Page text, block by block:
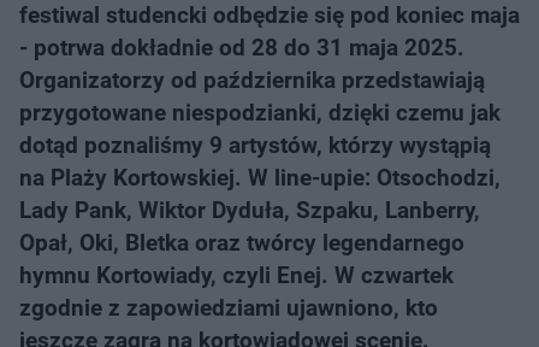
festiwal studencki odbędzie się pod koniec maja
- potrwa dokładnie od 28 do 31 maja 2025.
Organizatorzy od października przedstawiają
przygotowane niespodzianki, dzięki czemu jak
dotąd poznaliśmy 9 artystów, którzy wystąpią
na Plaży Kortowskiej. W line-upie: Otsochodzi,
Lady Pank, Wiktor Dyduła, Szpaku, Lanberry,
Opał, Oki, Bletka oraz twórcy legendarnego
hymnu Kortowiady, czyli Enej. W czwartek
zgodnie z zapowiedziami ujawniono, kto
jeszcze zagra na kortowiadowej scenie.